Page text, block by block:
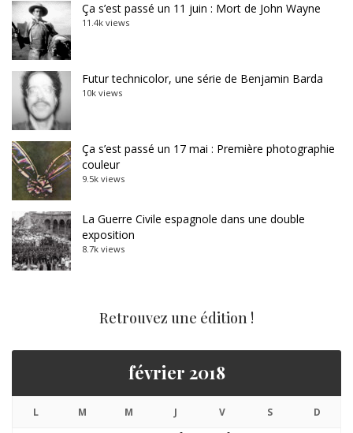
Ça s’est passé un 11 juin : Mort de John Wayne
11.4k views
Futur technicolor, une série de Benjamin Barda
10k views
Ça s’est passé un 17 mai : Première photographie
couleur
9.5k views
La Guerre Civile espagnole dans une double
exposition
8.7k views
Retrouvez une édition !
février 2018
L M M J V S D